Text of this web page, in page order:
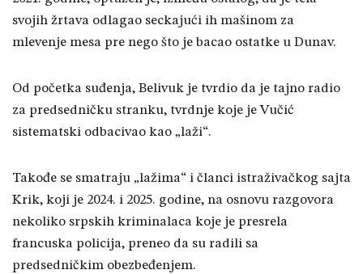
svojih žrtava odlagao seckajući ih mašinom za
mlevenje mesa pre nego što je bacao ostatke u Dunav.
Od početka suđenja, Belivuk je tvrdio da je tajno radio
za predsedničku stranku, tvrdnje koje je Vučić
sistematski odbacivao kao „laži“.
Takođe se smatraju „lažima“ i članci istraživačkog sajta
Krik, koji je 2024. i 2025. godine, na osnovu razgovora
nekoliko srpskih kriminalaca koje je presrela
francuska policija, preneo da su radili sa
predsedničkim obezbeđenjem.